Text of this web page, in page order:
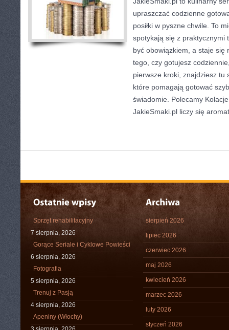
upraszczać codzienne
posiłki w pyszne chwile. To
spotykają się z praktycznymi
być obowiązkiem, a staje się
tego, czy gotujesz
pierwsze kroki, znajdziesz tu
które pomagają gotować
świadomie. Polecamy
JakieSmaki.pl liczy się
Sprzęt rehabilitacyjny
7 sierpnia, 2026
Gorące Seriale i Cyklowe Powieści
6 sierpnia, 2026
Fotografia
5 sierpnia, 2026
Trenuj z Pasją
4 sierpnia, 2026
Apeniny (Włochy)
sierpień 2026
lipiec 2026
czerwiec 2026
maj 2026
kwiecień 2026
marzec 2026
luty 2026
styczeń 2026